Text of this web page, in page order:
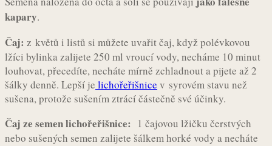
kapary.
Čaj: z květů i listů si můžete uvařit čaj, když polévkovou
lžíci bylinka zalijete 250 ml vroucí vody, necháme 10 minut
louhovat, přecedíte, necháte mírně zchladnout a pijete až 2
šálky denně. Lepší je lichořeřišnice v syrovém stavu než
sušena, protože sušením ztrácí částečně své účinky.
Čaj ze semen lichořeřišnice: 1 čajovou lžičku čerstvých
nebo sušených semen zalijete šálkem horké vody a necháte